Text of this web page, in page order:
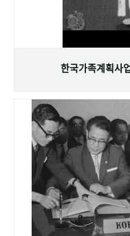
한국가족계획사